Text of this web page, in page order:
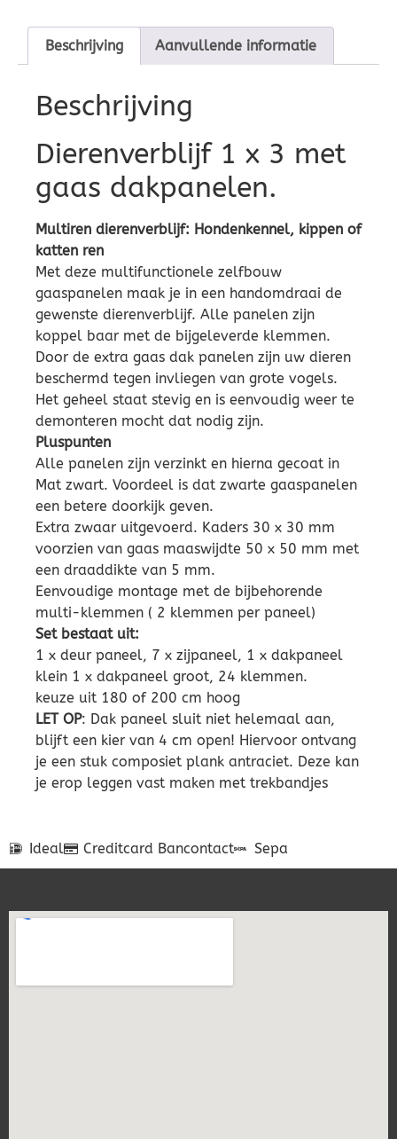
Beschrijving Aanvullende informatie
Beschrijving
Dierenverblijf 1 x 3 met
gaas dakpanelen.
Multiren dierenverblijf: Hondenkennel, kippen of
katten ren
Met deze multifunctionele zelfbouw
gaaspanelen maak je in een handomdraai de
gewenste dierenverblijf. Alle panelen zijn
koppel baar met de bijgeleverde klemmen.
Door de extra gaas dak panelen zijn uw dieren
beschermd tegen invliegen van grote vogels.
Het geheel staat stevig en is eenvoudig weer te
demonteren mocht dat nodig zijn.
Pluspunten
Alle panelen zijn verzinkt en hierna gecoat in
Mat zwart. Voordeel is dat zwarte gaaspanelen
een betere doorkijk geven.
Extra zwaar uitgevoerd. Kaders 30 x 30 mm
voorzien van gaas maaswijdte 50 x 50 mm met
een draaddikte van 5 mm.
Eenvoudige montage met de bijbehorende
multi-klemmen ( 2 klemmen per paneel)
Set bestaat uit:
1 x deur paneel, 7 x zijpaneel, 1 x dakpaneel
klein 1 x dakpaneel groot, 24 klemmen.
keuze uit 180 of 200 cm hoog
LET OP: Dak paneel sluit niet helemaal aan,
blijft een kier van 4 cm open! Hiervoor ontvang
je een stuk composiet plank antraciet. Deze kan
je erop leggen vast maken met trekbandjes
Ideal Creditcard Bancontact Sepa